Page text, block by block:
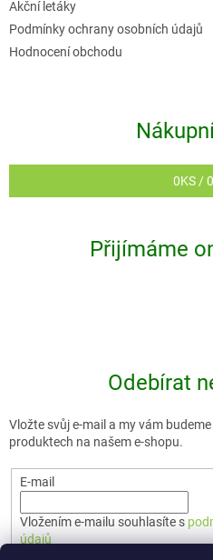
Akční letáky
Podmínky ochrany osobních údajů
Hodnocení obchodu
0KS /
Přijímáme
Odebírat
Vložte svůj e-mail a my vám
produktech na našem e-shopu.
E-mail
Vložením e-mailu souhlasíte s
údajů